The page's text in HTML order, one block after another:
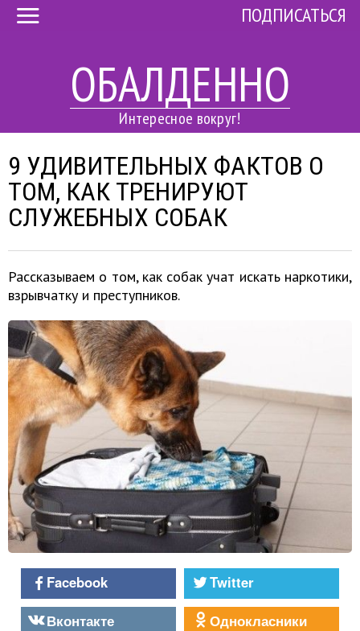
ОБАЛДЕННО
Интересное вокруг!
ПОДПИСАТЬСЯ
9 УДИВИТЕЛЬНЫХ ФАКТОВ О
ТОМ, КАК ТРЕНИРУЮТ
СЛУЖЕБНЫХ СОБАК
Рассказываем о том, как собак учат искать наркотики,
взрывчатку и преступников.
Facebook
Twitter
Вконтакте
Однокласники